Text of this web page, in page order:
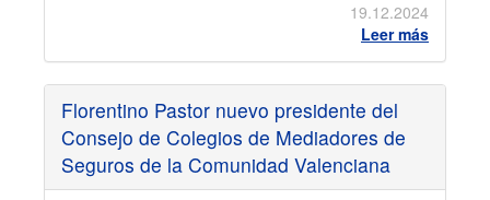
19.12.2024
Leer más
Florentino Pastor nuevo presidente del
Consejo de Colegios de Mediadores de
Seguros de la Comunidad Valenciana